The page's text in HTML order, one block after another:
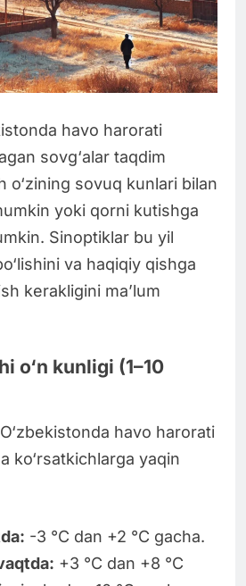
havo harorati
sovg‘alar taqdim
o‘zining sovuq kunlari bilan
yoki qorni kutishga
Sinoptiklar bu yil
va haqiqiy qishga
kerakligini ma’lum
o‘n kunligi (1–10
havo harorati
ko‘rsatkichlarga yaqin
-3 °C dan +2 °C gacha.
+3 °C dan +8 °C